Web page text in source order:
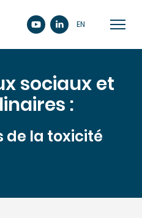
EN
sociaux et
:
de la toxicité